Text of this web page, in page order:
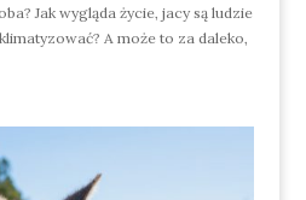
Jak wygląda życie, jacy są ludzie
A może to za daleko,